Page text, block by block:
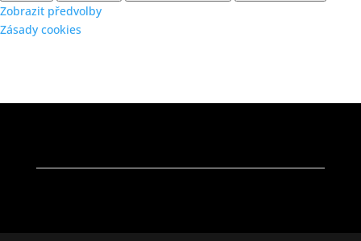
Zobrazit předvolby
Zásady cookies